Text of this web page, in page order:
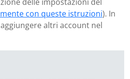
con queste istruzioni). In
altri account nel